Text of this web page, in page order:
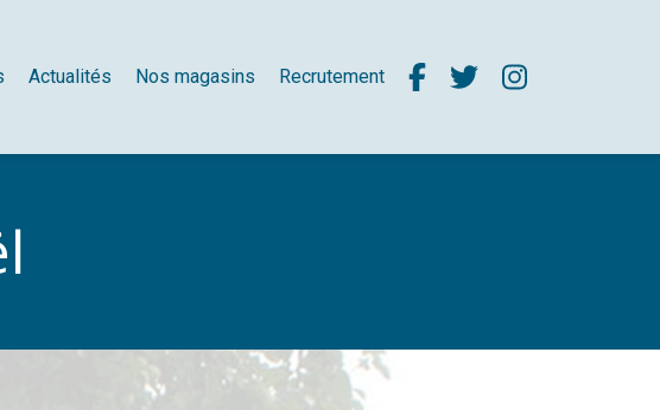
Actualités Nos magasins Recrutement